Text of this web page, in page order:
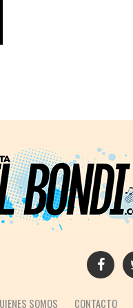
SOMOS CONTACTO